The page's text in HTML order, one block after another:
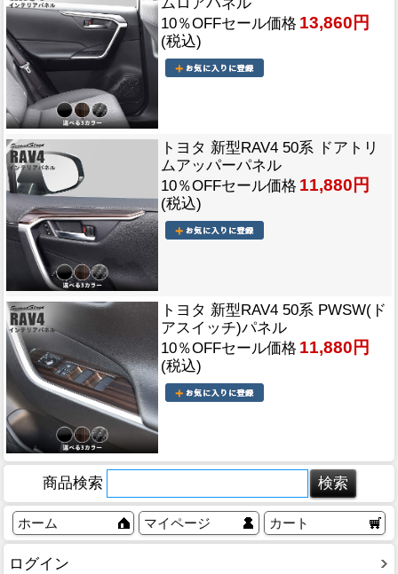
10％OFFセール価格 13,860円
(税込)
トヨタ 新型RAV4 50系 ドアトリ
ムアッパーパネル
10％OFFセール価格 11,880円
(税込)
トヨタ 新型RAV4 50系 PWSW(ド
アスイッチ)パネル
10％OFFセール価格 11,880円
(税込)
商品検索
ホーム マイページ カート
ログイン